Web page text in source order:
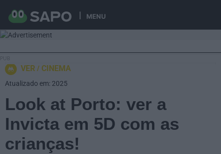
MENU
VER CINEMA
Look at Porto: ver a
Invicta em 5D com as
crianças!
Atualizado em: 2025